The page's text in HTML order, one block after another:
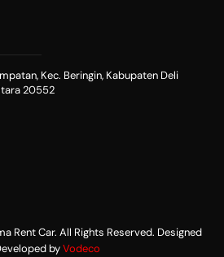
Kec. Beringin, Kabupaten Deli
20552
Rent Car. All Rights Reserved. Designed
byVodeco